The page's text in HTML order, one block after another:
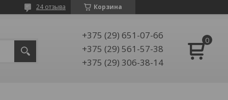
Корзина
24 отзыва
+375 (29) 651-07-66
+375 (29) 561-57-38
+375 (29) 306-38-14